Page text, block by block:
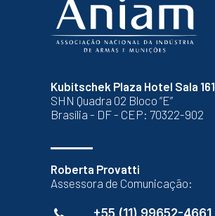
Kubitschek Plaza Hotel Sala 161
SHN Quadra 02 Bloco “E”
Brasília - DF - CEP: 70322-902
Roberta Provatti
Assessora de Comunicação:
+55 (11) 99652-4661